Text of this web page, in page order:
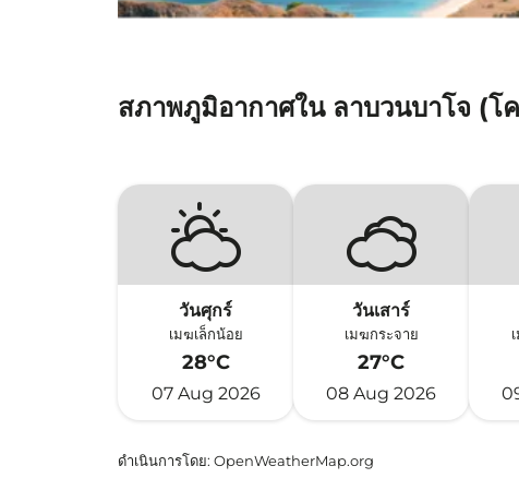
สภาพภูมิอากาศใน ลาบวนบาโจ (โ
วันศุกร์
เมฆเล็กน้อย
28°C
07 Aug 2026
วันเสาร์
เมฆกระจาย
27°C
08 Aug 2026
ดำเนินการโดย: OpenWeatherMap.org